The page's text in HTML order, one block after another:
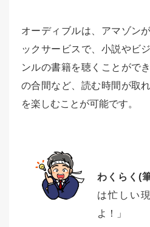
オーディブルは、アマゾン
ックサービスで、小説やビ
ンルの書籍を聴くことがで
の合間など、読む時間が取
を楽しむことが可能です。
わくらく(
は忙しい
よ！」